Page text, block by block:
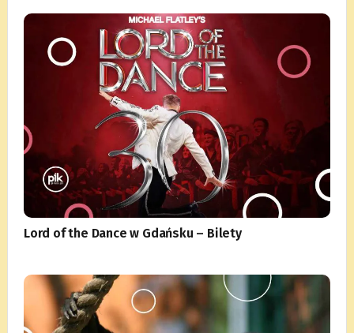
Lord of the Dance w Gdańsku – Bilety